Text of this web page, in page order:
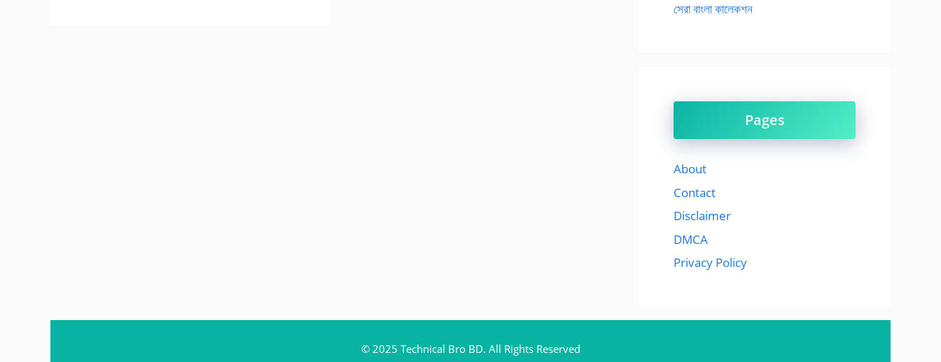
সেরা বাংলা কালেকশন
Pages
About
Contact
Disclaimer
DMCA
Privacy Policy
© 2025 Technical Bro BD. All Rights Reserved